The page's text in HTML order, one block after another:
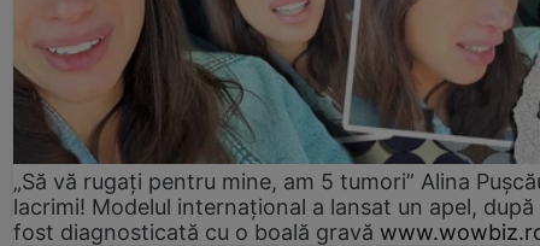
„Să vă rugați pentru mine, am 5 tumori” Alina
lacrimi! Modelul internațional a lansat un apel, după
fost diagnosticată cu o boală gravă